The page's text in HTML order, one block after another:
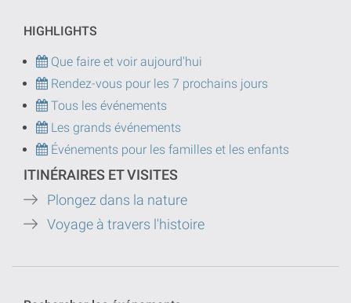
HIGHLIGHTS
Que faire et voir aujourd'hui
Rendez-vous pour les 7 prochains jours
Tous les événements
Les grands événements
Événements pour les familles et les enfants
ITINÉRAIRES ET VISITES
Plongez dans la nature
Voyage à travers l'histoire